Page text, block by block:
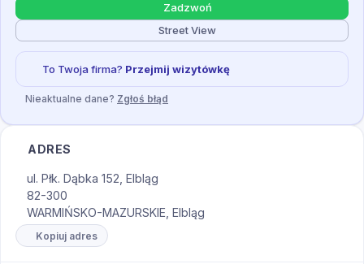
Zadzwoń
Street View
To Twoja firma? Przejmij wizytówkę
Nieaktualne dane? Zgłoś błąd
ADRES
ul. Płk. Dąbka 152, Elbląg
82-300
WARMIŃSKO-MAZURSKIE, Elbląg
Kopiuj adres